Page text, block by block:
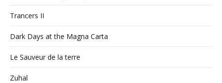
Trancers II
Dark Days at the Magna Carta
Le Sauveur de la terre
Zuhal